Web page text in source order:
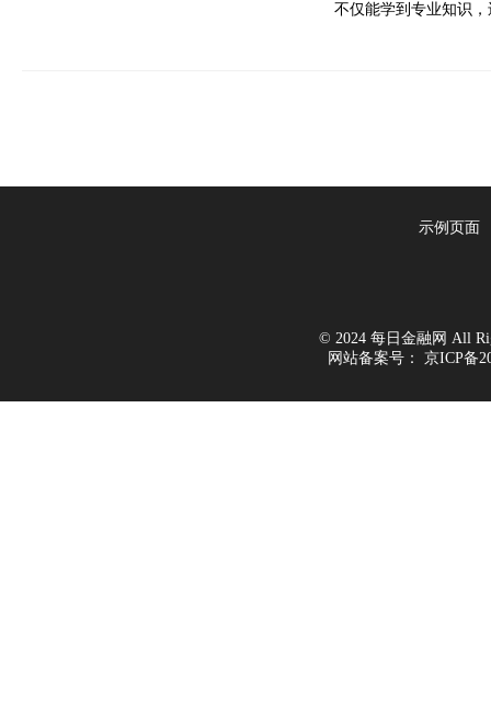
不仅能学到专业知识
示例页面
© 2024 每日金融网 All
网站备案号：
京ICP备